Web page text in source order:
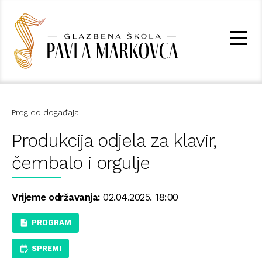
Pregled događaja
Produkcija odjela za klavir,
čembalo i orgulje
Vrijeme održavanja:02.04.2025. 18:00
PROGRAM
SPREMI